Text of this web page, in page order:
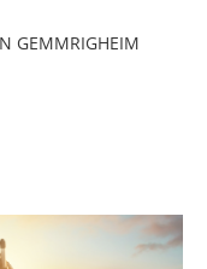
GEMMRIGHEIM